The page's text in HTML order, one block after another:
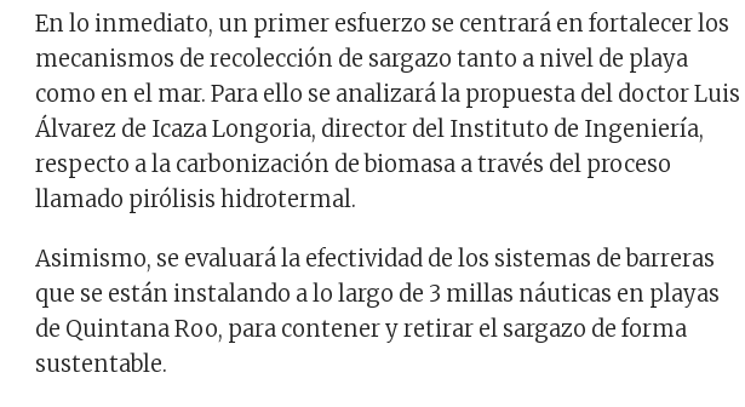
En lo inmediato, un primer esfuerzo se centrará en fortalecer los
mecanismos de recolección de sargazo tanto a nivel de playa
como en el mar. Para ello se analizará la propuesta del doctor Luis
Álvarez de Icaza Longoria, director del Instituto de Ingeniería,
respecto a la carbonización de biomasa a través del proceso
llamado pirólisis hidrotermal.
Asimismo, se evaluará la efectividad de los sistemas de barreras
que se están instalando a lo largo de 3 millas náuticas en playas
de Quintana Roo, para contener y retirar el sargazo de forma
sustentable.